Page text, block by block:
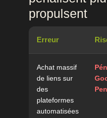
propulsent
Erreur
Achat massif
de liens sur
des
plateformes
automatisées